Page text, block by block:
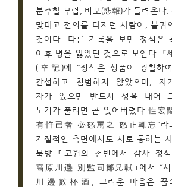
분주할 무렵, 비보(悲報)가 들려온다.
맞대고 전의를 다지던 사람이, 불귀
것이다. 다른 기록을 보면 정식은
이후 병을 앓았던 것으로 보인다. 󰡔
(卒記)에 “정식은 성품이 굉활하
간섭하고 침범하지 않았으며, 자
자가 있으면 반드시 성을 내어
노기가 풀리면 곧 잊어버렸다 性宏
有忤己者 必怒罵之 怒止輒忘”라
기질적인 측면에서도 서로 통하는
북방 ｢고원의 천변에서 감사 정
高原川邊 別監司鄭兄軾｣에서 “
川邊數杯酒, 그리운 마음은 꿈